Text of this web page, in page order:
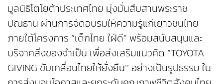
มูลนิธิโตโยต้าประเทศไทย มุ่งมั่นสืบสานพระราช
ปณิธาน ผ่านการจัดอบรมให้ความรู้แก่เยาวชนไทย
ภายใต้โครงการ “เด็กไทย ใฝ่ดี” พร้อมสนับสนุนและ
บริจาคสิ่งของจำเป็น เพื่อส่งเสริมแนวคิด “TOYOTA
GIVING ขับเคลื่อนไทยให้ยั่งยืน’’ อย่างเป็นรูปธรรม ใน